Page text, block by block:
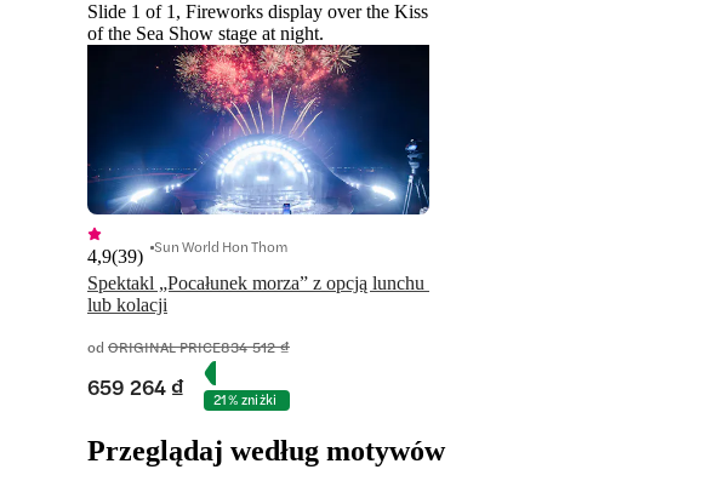
Slide 1 of 1, Fireworks display over the Kiss
of the Sea Show stage at night.
Spektakl „Pocałunek morza” z opcją lunchu
lub kolacji
4,9(39) Sun World Hon Thom
od ORIGINAL PRICE834 512 ₫
659 264 ₫ 21% zniżki
Przeglądaj według motywów